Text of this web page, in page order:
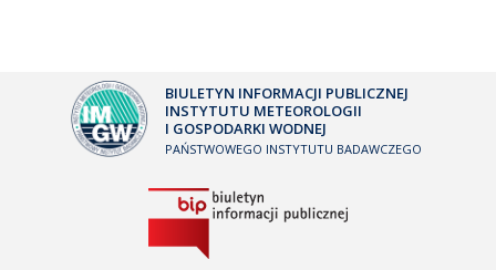
BIULETYN INFORMACJI PUBLICZNEJ
INSTYTUTU METEOROLOGII
I GOSPODARKI WODNEJ
PAŃSTWOWEGO INSTYTUTU BADAWCZEGO